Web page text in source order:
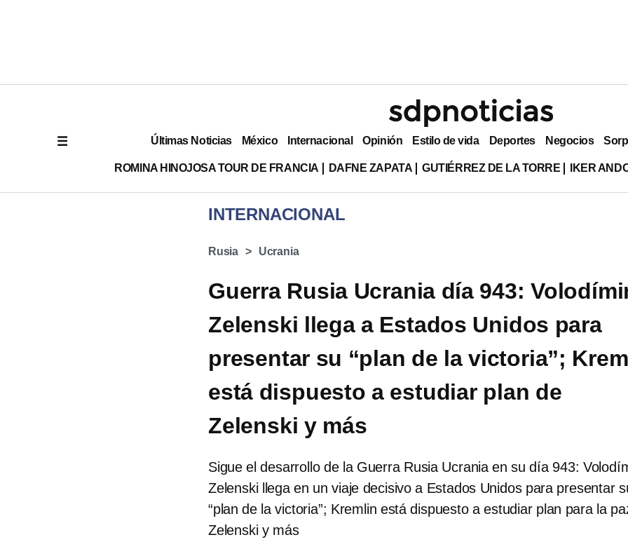
Últimas Noticias México Internacional Opinión Estilo de vida Deportes Negocios
ROMINA HINOJOSA TOUR DE FRANCIA DAFNE ZAPATA GUTIÉRREZ DE LA TORRE IKER
INTERNACIONAL
Rusia Ucrania
Guerra Rusia Ucrania día 943:
Zelenski llega a Estados Unidos para
presentar su “plan de la victoria”;
está dispuesto a estudiar plan de
Zelenski y más
Sigue el desarrollo de la Guerra Rusia Ucrania en su día 943:
Zelenski llega en un viaje decisivo a Estados Unidos para presentar
“plan de la victoria”; Kremlin está dispuesto a estudiar plan para la
Zelenski y más